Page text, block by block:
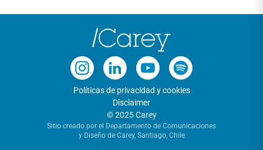
Políticas de privacidad y cookies
Disclaimer
© 2025 Carey
Sitio creado por el Departamento de Comunicaciones
y Diseño de Carey, Santiago, Chile